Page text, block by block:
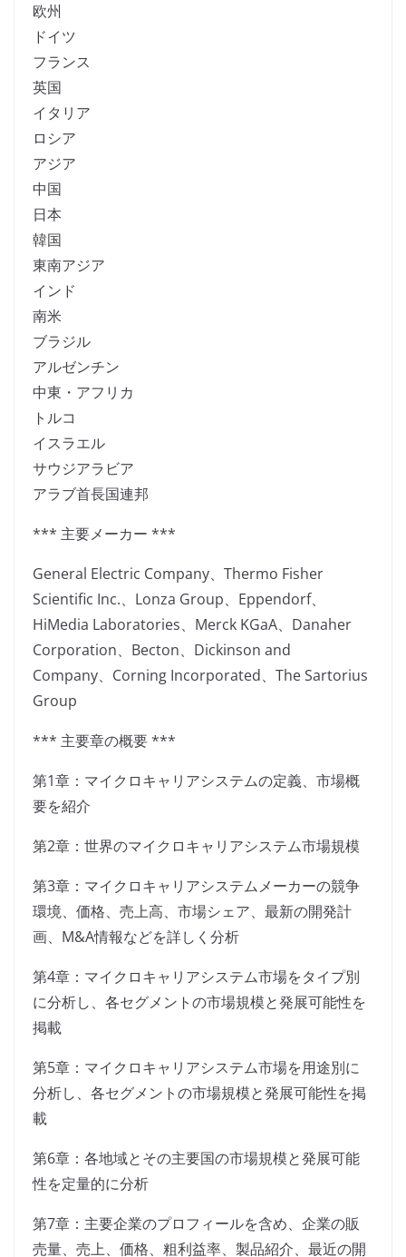
欧州
ドイツ
フランス
英国
イタリア
ロシア
アジア
中国
日本
韓国
東南アジア
インド
南米
ブラジル
アルゼンチン
中東・アフリカ
トルコ
イスラエル
サウジアラビア
アラブ首長国連邦
*** 主要メーカー ***
General Electric Company、Thermo Fisher
Scientific Inc.、Lonza Group、Eppendorf、
HiMedia Laboratories、Merck KGaA、Danaher
Corporation、Becton、Dickinson and
Company、Corning Incorporated、The Sartorius
Group
*** 主要章の概要 ***
第1章：マイクロキャリアシステムの定義、市場概
要を紹介
第2章：世界のマイクロキャリアシステム市場規模
第3章：マイクロキャリアシステムメーカーの競争
環境、価格、売上高、市場シェア、最新の開発計
画、M&A情報などを詳しく分析
第4章：マイクロキャリアシステム市場をタイプ別
に分析し、各セグメントの市場規模と発展可能性を
掲載
第5章：マイクロキャリアシステム市場を用途別に
分析し、各セグメントの市場規模と発展可能性を掲
載
第6章：各地域とその主要国の市場規模と発展可能
性を定量的に分析
第7章：主要企業のプロフィールを含め、企業の販
売量、売上、価格、粗利益率、製品紹介、最近の開